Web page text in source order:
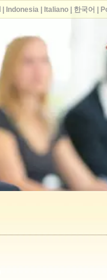
Indonesia| Italiano| 한국어